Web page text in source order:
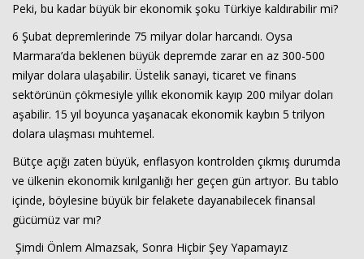
Peki, bu kadar büyük bir ekonomik şoku Türkiye kaldırabilir mi?
6 Şubat depremlerinde 75 milyar dolar harcandı. Oysa
Marmara’da beklenen büyük depremde zarar en az 300-500
milyar dolara ulaşabilir. Üstelik sanayi, ticaret ve finans
sektörünün çökmesiyle yıllık ekonomik kayıp 200 milyar doları
aşabilir. 15 yıl boyunca yaşanacak ekonomik kaybın 5 trilyon
dolara ulaşması muhtemel.
Bütçe açığı zaten büyük, enflasyon kontrolden çıkmış durumda
ve ülkenin ekonomik kırılganlığı her geçen gün artıyor. Bu tablo
içinde, böylesine büyük bir felakete dayanabilecek finansal
gücümüz var mı?
Şimdi Önlem Almazsak, Sonra Hiçbir Şey Yapamayız